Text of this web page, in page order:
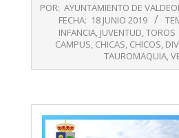
06-
POR: AYUNTAMIENTO DE
FECHA: 18 JUNIO 2019
INFANCIA, JUVENTUD,TOROS
CAMPUS, CHICAS, CHICOS,
TAUROMAQUIA,